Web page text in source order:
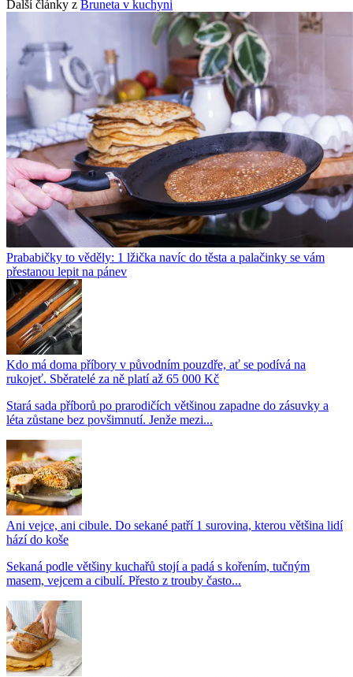
Další články z Bruneta v kuchyni
Prababičky to věděly: 1 lžička navíc do těsta a palačinky se vám
přestanou lepit na pánev
Kdo má doma příbory v původním pouzdře, ať se podívá na
rukojeť. Sběratelé za ně platí až 65 000 Kč
Stará sada příborů po prarodičích většinou zapadne do zásuvky a
léta zůstane bez povšimnutí. Jenže mezi...
Ani vejce, ani cibule. Do sekané patří 1 surovina, kterou většina lidí
hází do koše
Sekaná podle většiny kuchařů stojí a padá s kořením, tučným
masem, vejcem a cibulí. Přesto z trouby často...